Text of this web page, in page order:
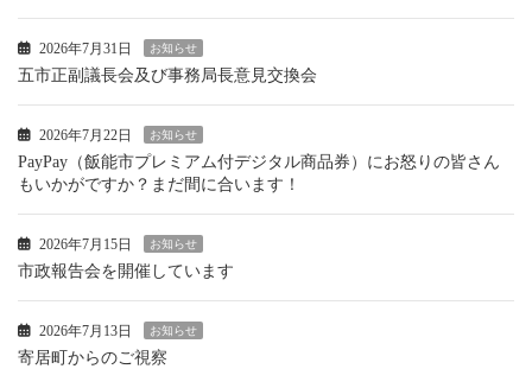
2026年7月31日 お知らせ
五市正副議長会及び事務局長意見交換会
2026年7月22日 お知らせ
PayPay（飯能市プレミアム付デジタル商品券）にお怒りの皆さん
もいかがですか？まだ間に合います！
2026年7月15日 お知らせ
市政報告会を開催しています
2026年7月13日 お知らせ
寄居町からのご視察